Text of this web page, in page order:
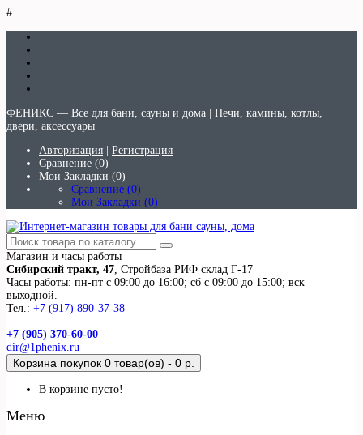
#
ФЕНИКС — Все для бани, сауны и дома | Печи, камины, котлы,
двери, аксессуары
Авторизация
Регистрация
Сравнение (0)
Мои Закладки (0)
Сравнение (0)
Мои Закладки (0)
Магазин и часы работы
Сибирский тракт, 47, Стройбаза РИФ склад Г-17
Часы работы: пн-пт с 09:00 до 16:00; сб с 09:00 до 15:00; вск
выходной.
Тел.: +7 (917) 890-37-38
+7 (905) 370-60-00
dir@1phenix.ru
Корзина покупок 0 товар(ов) - 0 р.
В корзине пусто!
Меню